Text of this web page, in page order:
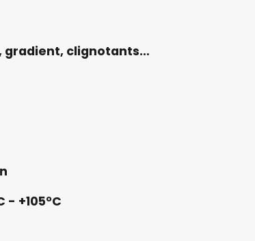
gradient, clignotants…
+105°C